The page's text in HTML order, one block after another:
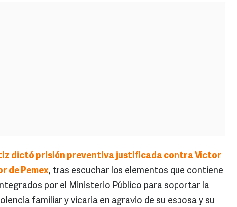
dictó prisión preventiva justificada contra Víctor
de Pemex, tras escuchar los elementos que contiene
por el Ministerio Público para soportar la
familiar y vicaria en agravio de su esposa y su